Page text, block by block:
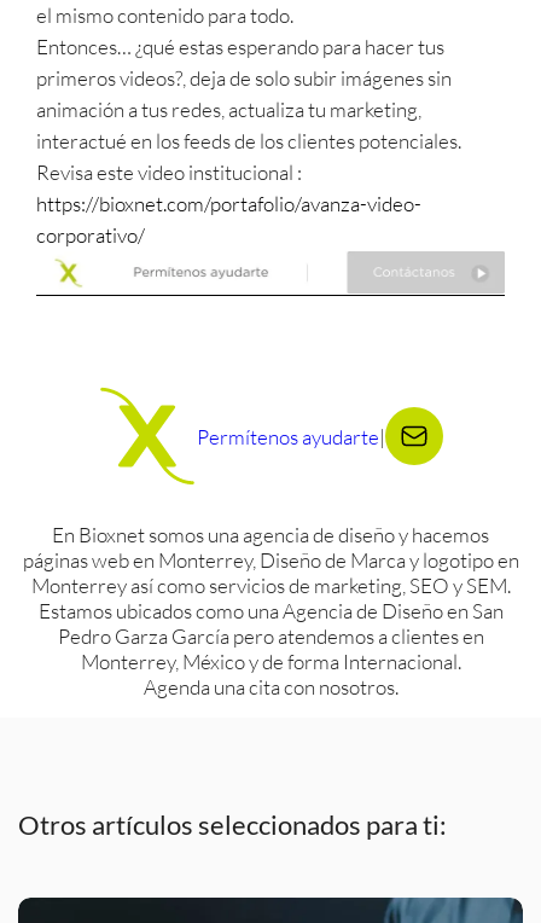
el mismo contenido para todo.
Entonces… ¿qué estas esperando para hacer tus
primeros videos?, deja de solo subir imágenes sin
animación a tus redes, actualiza tu marketing,
interactué en los feeds de los clientes potenciales.
Revisa este video institucional :
https://bioxnet.com/portafolio/avanza-video-
corporativo/
Permítenos ayudarte|
En Bioxnet somos una agencia de diseño y hacemos
páginas web en Monterrey, Diseño de Marca y logotipo en
Monterrey así como servicios de marketing, SEO y SEM.
Estamos ubicados como una Agencia de Diseño en San
Pedro Garza García pero atendemos a clientes en
Monterrey, México y de forma Internacional.
Agenda una cita con nosotros.
Otros artículos seleccionados para ti: